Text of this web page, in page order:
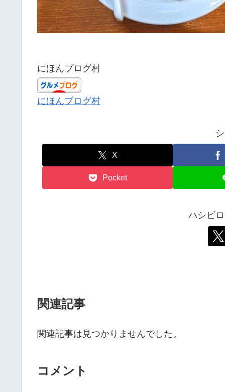
にほんブログ村
にほんブログ村
X
Pocket
ハシビ
関連記事
関連記事は見つかりませんでした。
コメント